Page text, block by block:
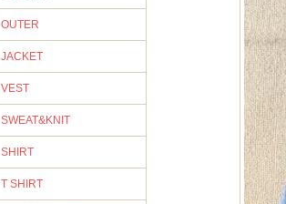
OUTER
JACKET
VEST
SWEAT&KNIT
SHIRT
T SHIRT